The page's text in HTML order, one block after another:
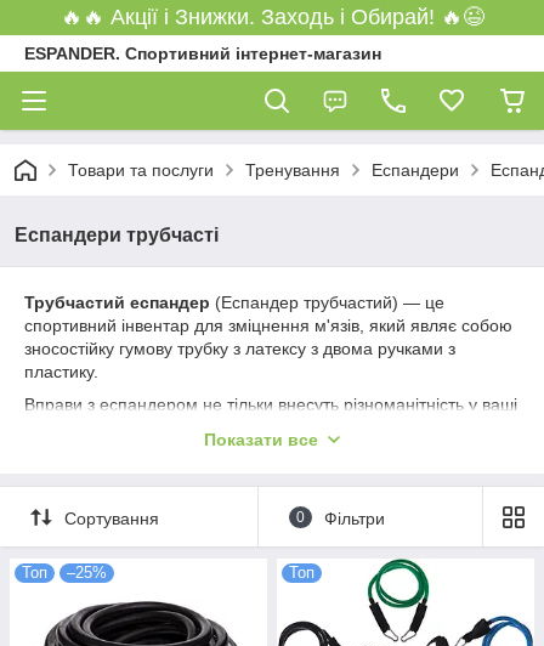
🔥🔥 Акції і Знижки. Заходь і Обирай! 🔥😉
ESPANDER. Спортивний інтернет-магазин
Товари та послуги Тренування Еспандери
Еспандери трубчасті
Трубчастий еспандер (Еспандер трубчастий) — це
спортивний інвентар для зміцнення м'язів, який являє собою
зносостійку гумову трубку з латексу з двома ручками з
пластику.
Вправи з еспандером не тільки внесуть різноманітність у ваші
гантелями або штангою.
Показати все
Сортування 0 Фільтри
Топ –25% Топ